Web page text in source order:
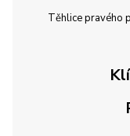
Těhlice pravého